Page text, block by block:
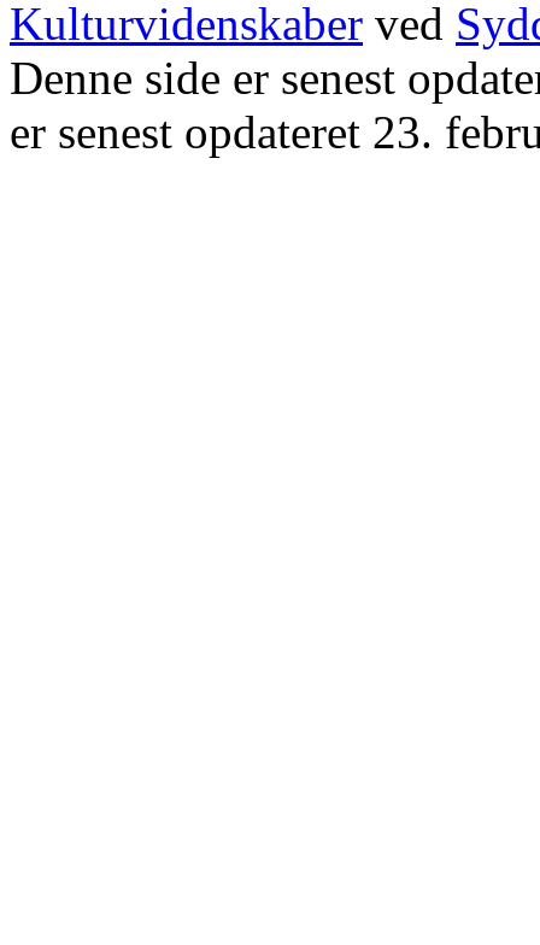
Kulturvidenskaber ved
Denne side er senest
er senest opdateret 23.